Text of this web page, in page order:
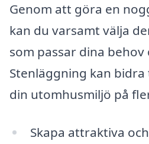
Genom att göra en
kan du varsamt välja
som passar dina
Stenläggning kan
din utomhusmiljö på
Skapa attraktiva